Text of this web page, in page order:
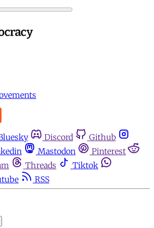
Discord
Github
Mastodon
Pinterest
Threads
Tiktok
RSS